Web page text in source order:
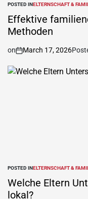
POSTED INELTERNSCHAFT &
Effektive
Methoden
on March 17, 2026
POSTED INELTERNSCHAFT &
Welche Eltern
lokal?